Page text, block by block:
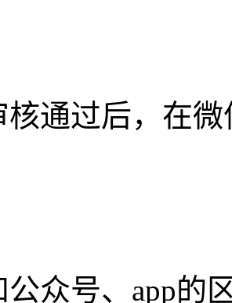
核通过后，在
众号、app的